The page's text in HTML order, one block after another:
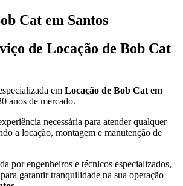
Cat em Santos
de Locação de Bob Cat
em Locação de Bob Cat em
anos de mercado.
necessária para atender qualquer
a locação, montagem e manutenção de
por engenheiros e técnicos especializados,
garantir tranquilidade na sua operação